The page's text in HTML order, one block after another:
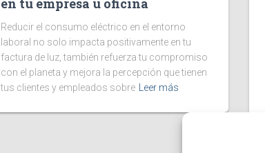
Reducir el consumo eléctrico en el entorno
laboral no solo impacta positivamente en tu
factura de luz, también refuerza tu compromiso
con el planeta y mejora la percepción que tienen
tus clientes y empleados sobre
Leer más